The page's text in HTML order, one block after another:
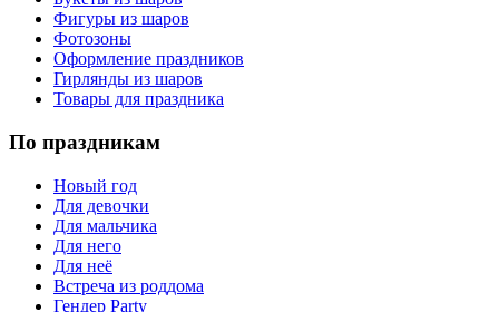
Фигуры из шаров
Фотозоны
Оформление праздников
Гирлянды из шаров
Товары для праздника
По праздникам
Новый год
Для девочки
Для мальчика
Для него
Для неё
Встреча из роддома
Гендер Party